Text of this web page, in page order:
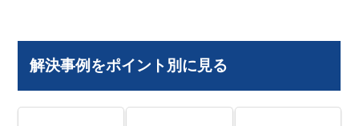
解決事例をポイント別に見る